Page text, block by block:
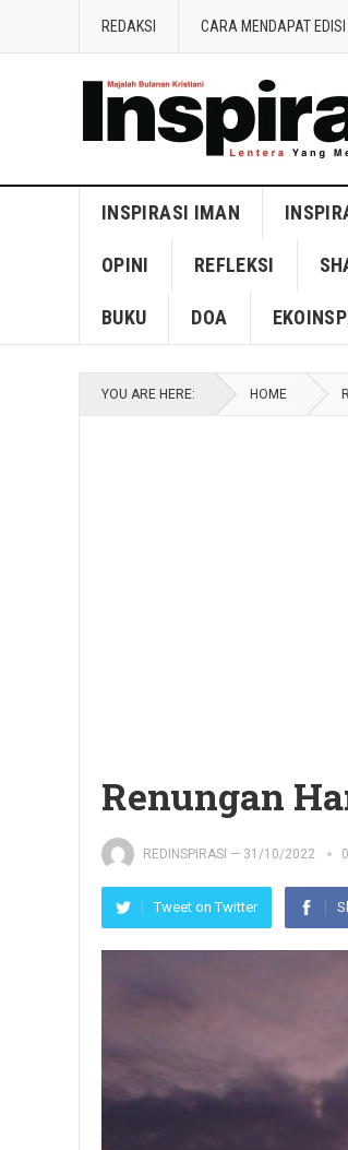
REDAKSI CARA MENDAPAT EDISI
INSPIRASI IMAN
OPINI REFLEKSI
BUKU DOA
YOU ARE HERE: HOME
Renungan
REDINSPIRASI — 31/10/2022
Tweet on Twitter